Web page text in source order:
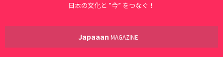
日本の文化と ”今” をつなぐ！
Japaaan MAGAZINE